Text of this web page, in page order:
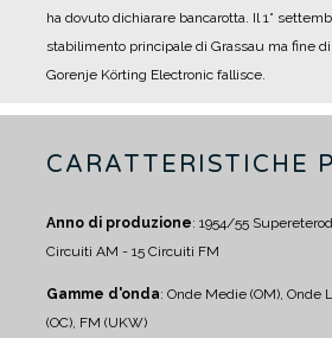
ha dovuto dichiarare bancarotta. Il 1°
stabilimento principale di Grassau ma fine
Gorenje Körting Electronic fallisce.
CARATTERISTICHE
Anno di produzione: 1954/55
Circuiti AM - 15 Circuiti FM
Gamme d'onda: Onde Medie (OM), Onde
(OC), FM (UKW)